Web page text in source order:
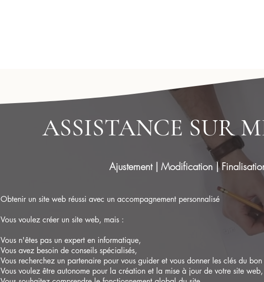
ASSISTANCE SUR
Ajustement | Modification |
Obtenir un site web réussi avec un accompagnement personnalisé
Vous voulez créer un site web, mais :
Vous n'êtes pas un expert en informatique,
Vous avez besoin de conseils spécialisés,
Vous recherchez un partenaire pour vous guider et vous donner les clés du
Vous voulez être autonome pour la création et la mise à jour de votre site web,